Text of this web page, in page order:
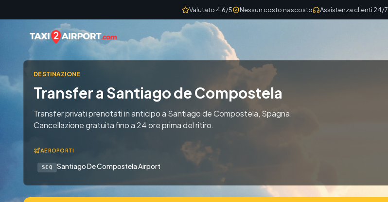
Valutato 4,6/5 Nessun costo nascosto Assistenza clienti 24/7
DESTINAZIONE
Transfer a Santiago de Compostela
Transfer privati prenotati in anticipo a Santiago de Compostela, Spagna.
Cancellazione gratuita fino a 24 ore prima del ritiro.
AEROPORTI
SCQ Santiago De Compostela Airport